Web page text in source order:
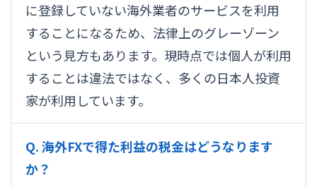
に登録していない海外業者のサービスを利用
することになるため、法律上のグレーゾーン
という見方もあります。現時点では個人が利用
することは違法ではなく、多くの日本人投資
家が利用しています。
Q. 海外FXで得た利益の税金はどうなります
か？